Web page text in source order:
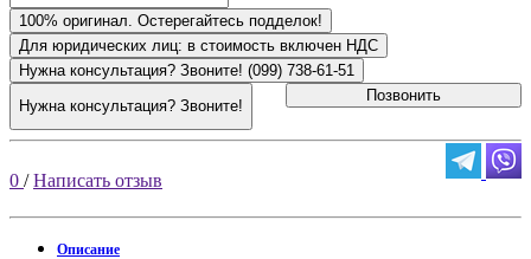
100% оригинал. Остерегайтесь подделок!
Для юридических лиц: в стоимость включен НДС
Нужна консультация? Звоните! (099) 738-61-51
Нужна консультация? Звоните!
Позвонить
0 /Написать отзыв
Описание